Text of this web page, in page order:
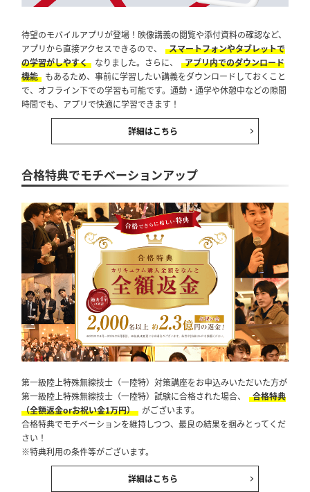
待望のモバイルアプリが登場！映像講義の閲覧や添付資料の確認など、
アプリから直接アクセスできるので、
スマートフォンやタブレットで
の学習がしやすく
なりました。さらに、
アプリ内でのダウンロード
機能
もあるため、事前に学習したい講義をダウンロードしておくこと
で、オフライン下での学習も可能です。通勤・通学や休憩中などの隙間
時間でも、アプリで快適に学習できます！
詳細はこちら
合格特典でモチベーションアップ
第一級陸上特殊無線技士（一陸特）対策講座をお申込みいただいた方が
第一級陸上特殊無線技士（一陸特）試験に合格された場合、
合格特典
（全額返金orお祝い金1万円） がございます。
合格特典でモチベーションを維持しつつ、最良の結果を掴みとってくだ
さい！
※特典利用の条件等がございます。
詳細はこちら